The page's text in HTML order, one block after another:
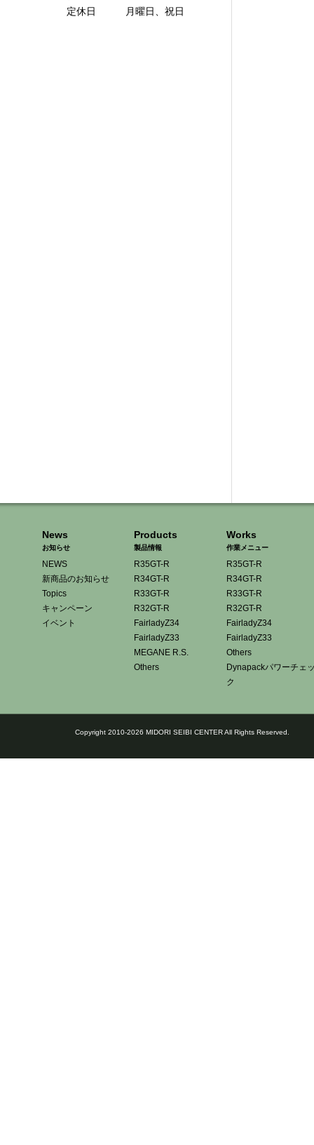
定休日 月曜日、祝日
News
お知らせ
NEWS
新商品のお知らせ
Topics
キャンペーン
イベント
Products
製品情報
R35GT-R
R34GT-R
R33GT-R
R32GT-R
FairladyZ34
FairladyZ33
MEGANE R.S.
Others
Works
作業メニュー
R35GT-R
R34GT-R
R33GT-R
R32GT-R
FairladyZ34
FairladyZ33
Others
Dynapackパワーチェ
ク
Copyright 2010-2026 MIDORI SEIBI CENTER All Rights Reserved.